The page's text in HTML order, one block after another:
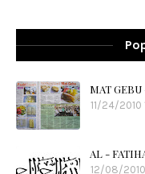
MAT
11/24/2010
AL -
12/08/